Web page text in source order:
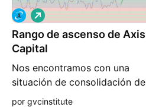
Rango de ascenso de Axis
Capital
Nos encontramos con una
situación de consolidación de
mercado después de que el
L
a
r
g
o
por gvcinstitute